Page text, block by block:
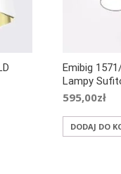
Emibig
Lampy
595,00zł
DODAJ DO